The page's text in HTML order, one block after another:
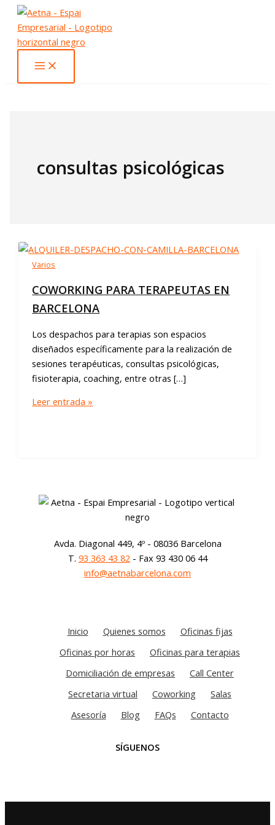
contenido
consultas psicológicas
Varios
COWORKING PARA TERAPEUTAS EN
BARCELONA
Los despachos para terapias son espacios
diseñados específicamente para la realización de
sesiones terapéuticas, consultas psicológicas,
fisioterapia, coaching, entre otras […]
COWORKING
Leer entrada »
Avda. Diagonal 449, 4º - 08036 Barcelona
T. 93 363 43 82 - Fax 93 430 06 44
info@aetnabarcelona.com
Inicio Quienes somos
Oficinas fijas
Oficinas por horas
Oficinas para terapias
Domiciliación de empresas
Call Center
Secretaria virtual
Coworking
Salas
Asesoría
Blog FAQs Contacto
SÍGUENOS